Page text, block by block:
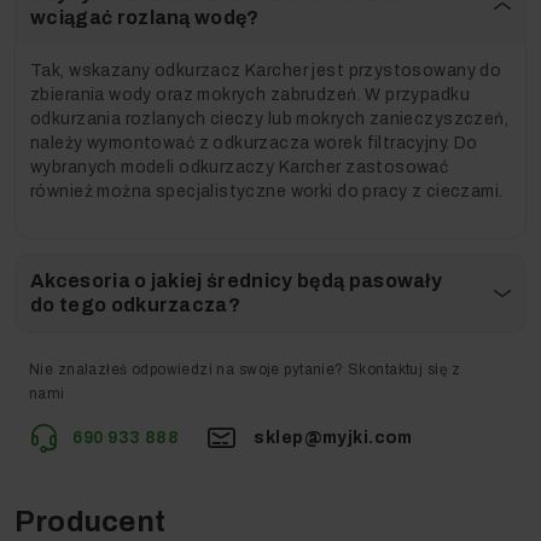
Jeżeli tak – nie zwlekaj i kup ją teraz w wyjątkowo
Kupujesz u nas? Masz
zapewniony serwis w całej
Polsce!
Internet? Już nie musisz!
Bezpieczeństwo zakupu, komfort i radość z
użytkowania sprzętu – to wszystko zapewni Ci
Autoryzowany Serwis, który, kupując u nas – masz
wybierz nasz sklep i nie martw się o przyszłość swojego
wciągać rozlaną wodę?
Tak, wskazany odkurzacz Karcher jest przystosowany do
zbierania wody oraz mokrych zabrudzeń. W przypadku
odkurzania rozlanych cieczy lub mokrych zanieczyszczeń,
należy wymontować z odkurzacza worek filtracyjny. Do
wybranych modeli odkurzaczy Karcher zastosować
również można specjalistyczne worki do pracy z cieczami.
Akcesoria o jakiej średnicy będą pasowały
do tego odkurzacza?
Nie znalazłeś odpowiedzi na swoje pytanie? Skontaktuj się z
nami
690 933 888 sklep@myjki.com
Producent